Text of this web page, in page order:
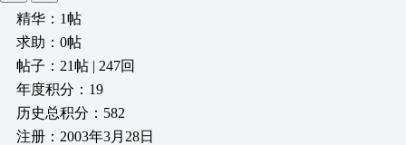
精华：1帖
求助：0帖
帖子：21帖 | 247回
年度积分：19
历史总积分：582
注册：2003年3月28日